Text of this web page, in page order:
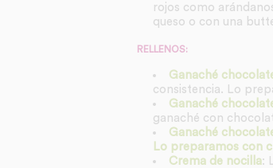
rojos como
queso o con una
RELLENOS:
Ganaché
consistencia. Lo
Ganaché
ganaché con
Ganaché
Lo preparamos con
Crema de nocilla: